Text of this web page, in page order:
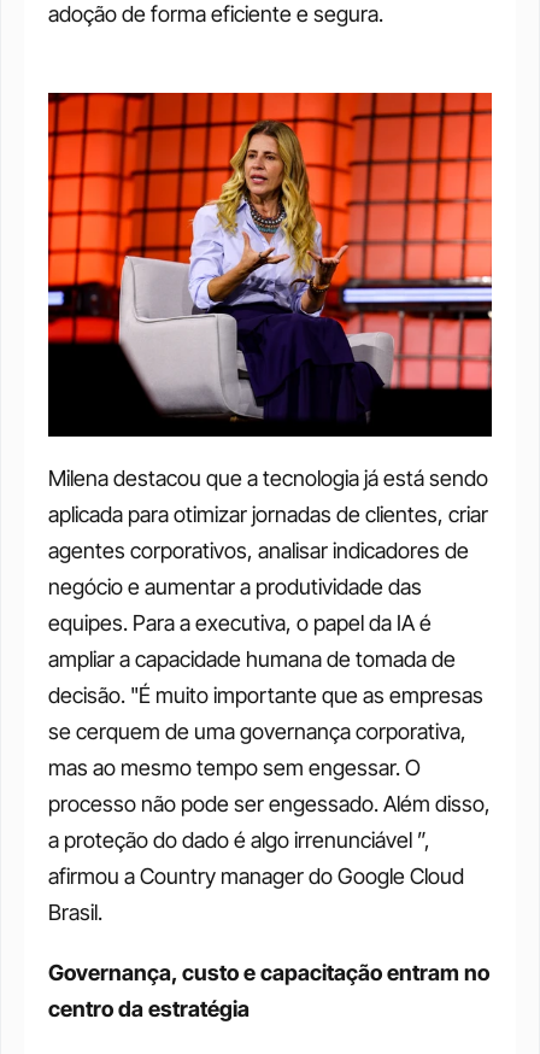
adoção de forma eficiente e segura.
Milena destacou que a tecnologia já está sendo
aplicada para otimizar jornadas de clientes, criar
agentes corporativos, analisar indicadores de
negócio e aumentar a produtividade das
equipes. Para a executiva, o papel da IA é
ampliar a capacidade humana de tomada de
decisão. "É muito importante que as empresas
se cerquem de uma governança corporativa,
mas ao mesmo tempo sem engessar. O
processo não pode ser engessado. Além disso,
a proteção do dado é algo irrenunciável ”,
afirmou a Country manager do Google Cloud
Brasil.
Governança, custo e capacitação entram no
centro da estratégia